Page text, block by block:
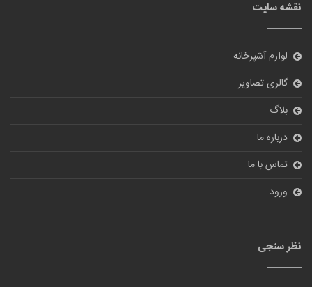
نقشه سایت
لوازم آشپزخانه
گالری تصاویر
بلاگ
درباره ما
تماس با ما
ورود
نظر سنجی